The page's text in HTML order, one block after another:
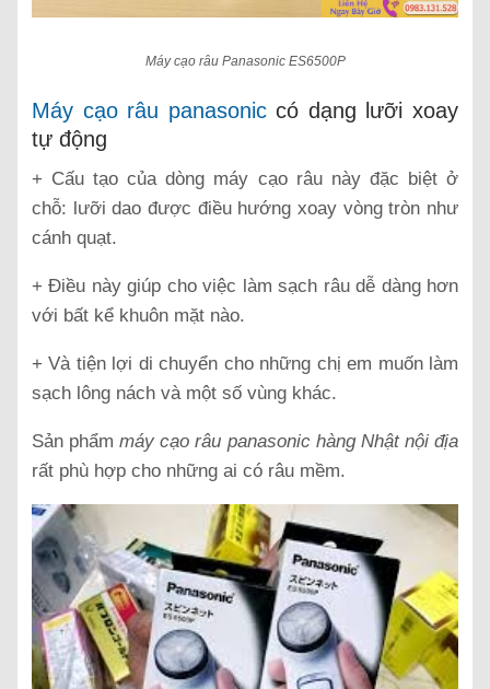
Máy cạo râu Panasonic ES6500P
Máy cạo râu panasoniccó dạng lưỡi xoay
tự động
+ Cấu tạo của dòng máy cạo râu này đặc biệt ở
chỗ: lưỡi dao được điều hướng xoay vòng tròn như
cánh quạt.
+ Điều này giúp cho việc làm sạch râu dễ dàng hơn
với bất kể khuôn mặt nào.
+ Và tiện lợi di chuyển cho những chị em muốn làm
sạch lông nách và một số vùng khác.
Sản phẩmmáy cạo râu panasonic hàng Nhật nội địa
rất phù hợp cho những ai có râu mềm.